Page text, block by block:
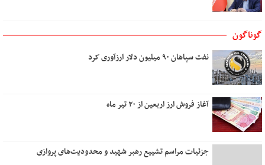
به باغ همسفران
اگر عاشق کسی دیگر شوم
بوی تو
تو در کنج خانه و من رو به راهی دور
دوست داشتن
آب
نخستین نگاه
تو نیستی که ببینی
من و تو، درخت و بارون
گوناگون
نفت سپاهان ۹۰ میلیون دلار ارزآوری کرد
آغاز فروش ارز اربعین از ۲۰ تیر ماه
جزئیات مراسم تشییع رهبر شهید و محدودیت‌های پروازی